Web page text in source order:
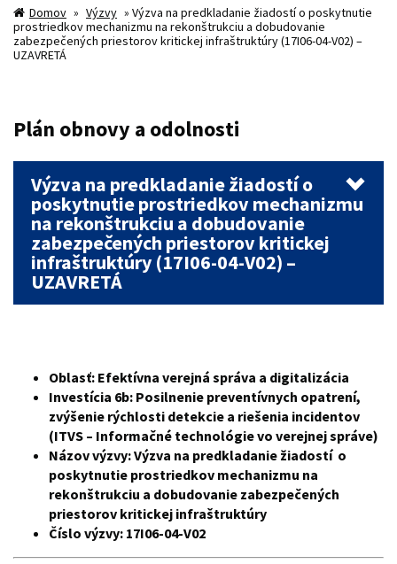
Domov » Výzvy » Výzva na predkladanie žiadostí o poskytnutie
prostriedkov mechanizmu na rekonštrukciu a dobudovanie
zabezpečených priestorov kritickej infraštruktúry (17I06-04-V02) –
UZAVRETÁ
Plán obnovy a odolnosti
Výzva na predkladanie žiadostí o
poskytnutie prostriedkov mechanizmu
na rekonštrukciu a dobudovanie
zabezpečených priestorov kritickej
infraštruktúry (17I06-04-V02) –
UZAVRETÁ
Oblasť: Efektívna verejná správa a digitalizácia
Investícia 6b: Posilnenie preventívnych opatrení,
zvýšenie rýchlosti detekcie a riešenia incidentov
(ITVS – Informačné technológie vo verejnej správe)
Názov výzvy: Výzva na predkladanie žiadostí o
poskytnutie prostriedkov mechanizmu na
rekonštrukciu a dobudovanie zabezpečených
priestorov kritickej infraštruktúry
Číslo výzvy: 17I06-04-V02